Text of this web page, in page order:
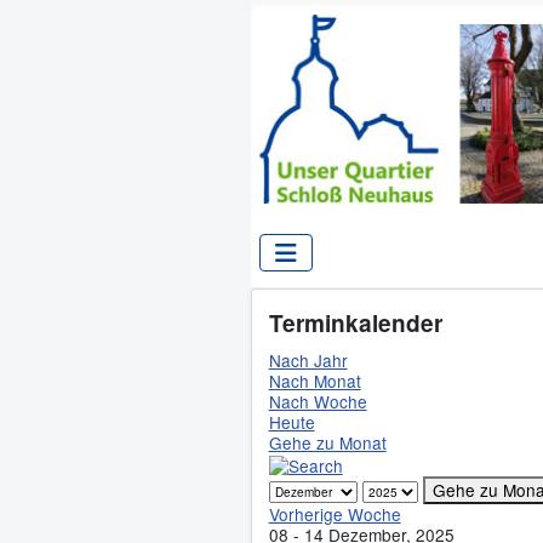
Terminkalender
Nach Jahr
Nach Monat
Nach Woche
Heute
Gehe zu Monat
Gehe zu
Vorherige Woche
08 - 14 Dezember, 2025